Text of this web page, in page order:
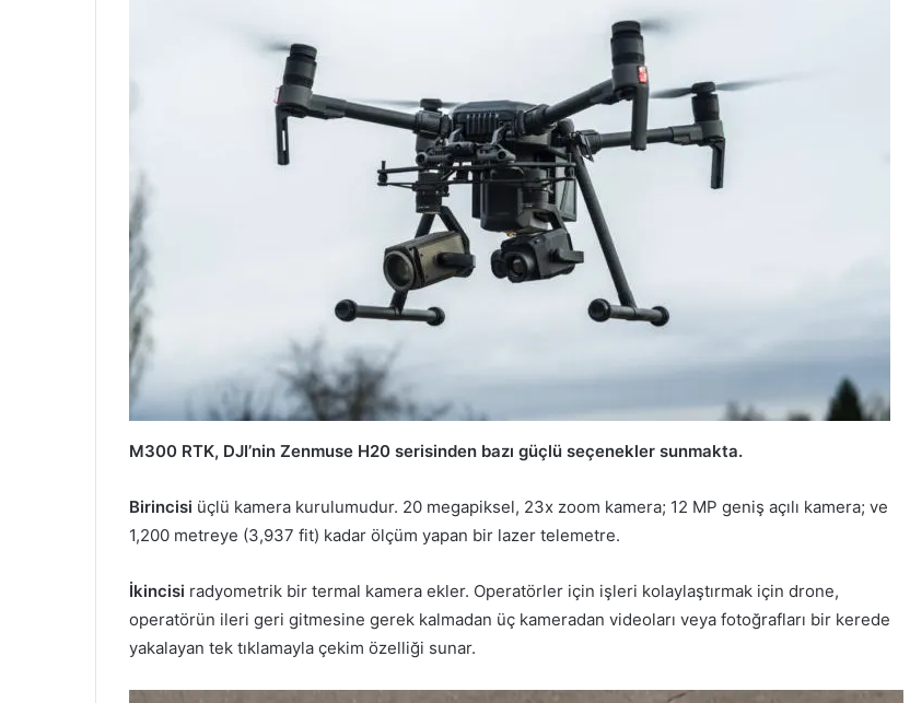
M300 RTK, DJI’nin Zenmuse H20 serisinden bazı güçlü seçenekler sunmakta.
Birincisi üçlü kamera kurulumudur. 20 megapiksel, 23x zoom kamera; 12 MP geniş açılı kamera; ve
1,200 metreye (3,937 fit) kadar ölçüm yapan bir lazer telemetre.
İkincisi radyometrik bir termal kamera ekler. Operatörler için işleri kolaylaştırmak için drone,
operatörün ileri geri gitmesine gerek kalmadan üç kameradan videoları veya fotoğrafları bir kerede
yakalayan tek tıklamayla çekim özelliği sunar.